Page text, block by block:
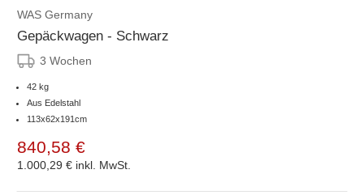
WAS Germany
Gepäckwagen - Schwarz
3 Wochen
42 kg
Aus Edelstahl
113x62x191cm
840,58 €
1.000,29 € inkl. MwSt.